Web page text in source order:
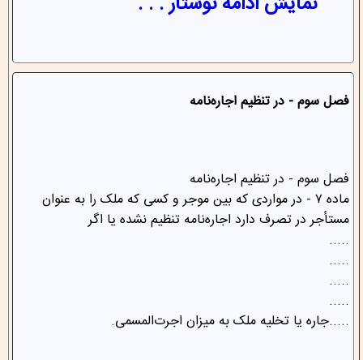
نمایش ادامه نوشتار . . .
فصل سوم - در تنظیم اجاره‌نامه
‌فصل سوم - در تنظیم اجاره‌نامه
‌ماده ۷ - در مواردی که بین موجر و کسی که ملک را به عنوان
مستأجر در تصرف دارد اجاره‌نامه تنظیم نشده یا اگر
.....
.....
.....
.....
.....جاره یا تخلیه ملک به میزان اجرت‌المسمی.